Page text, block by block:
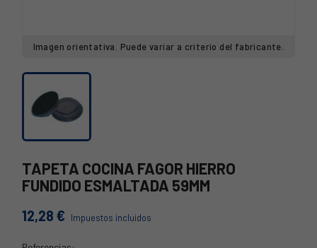
Imagen orientativa. Puede variar a criterio del fabricante.
TAPETA COCINA FAGOR HIERRO
FUNDIDO ESMALTADA 59MM
12,28 € Impuestos incluidos